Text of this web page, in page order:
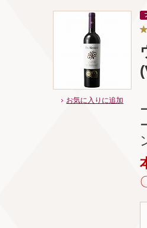
お気に入りに追加